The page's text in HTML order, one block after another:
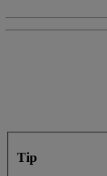
Tip